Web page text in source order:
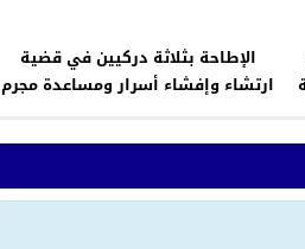
الإطاحة بثلاثة دركيين في قضية
ارتشاء وإفشاء أسرار ومساعدة مجرم